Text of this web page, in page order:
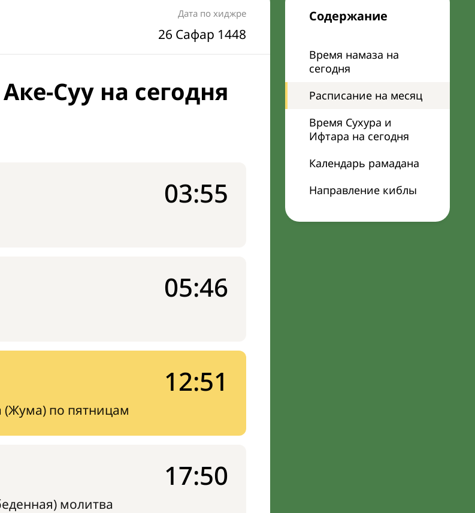
Содержание
Время намаза на
сегодня
Расписание на месяц
Время Сухура и
Ифтара на сегодня
Календарь рамадана
Направление киблы
Дата по хиджре
26 Сафар 1448
Суу на сегодня
03:55
05:46
(Жума) по пятницам
12:51
молитва
17:50